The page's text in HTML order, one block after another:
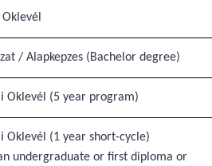
/ Alapkepzes (Bachelor degree)
Oklevél (5 year program)
Oklevél (1 year short-cycle)
undergraduate or first diploma or